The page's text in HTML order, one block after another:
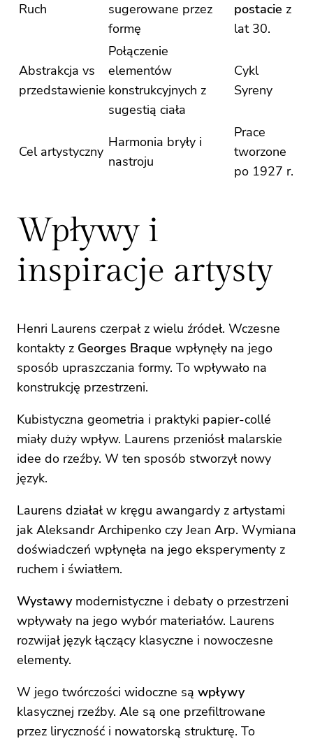
Ruch
sugerowane przez
formę
postacie z
lat 30.
Abstrakcja vs
przedstawienie
Połączenie
elementów
konstrukcyjnych z
sugestią ciała
Cykl
Syreny
Cel artystyczny
Harmonia bryły i
nastroju
Prace
tworzone
po 1927 r.
Wpływy i
inspiracje artysty
Henri Laurens czerpał z wielu źródeł. Wczesne
kontakty z Georges Braque wpłynęły na jego
sposób upraszczania formy. To wpływało na
konstrukcję przestrzeni.
Kubistyczna geometria i praktyki papier-collé
miały duży wpływ. Laurens przeniósł malarskie
idee do rzeźby. W ten sposób stworzył nowy
język.
Laurens działał w kręgu awangardy z artystami
jak Aleksandr Archipenko czy Jean Arp. Wymiana
doświadczeń wpłynęła na jego eksperymenty z
ruchem i światłem.
Wystawymodernistyczne i debaty o przestrzeni
wpływały na jego wybór materiałów. Laurens
rozwijał język łączący klasyczne i nowoczesne
elementy.
W jego twórczości widoczne są wpływy
klasycznej rzeźby. Ale są one przefiltrowane
przez liryczność i nowatorską strukturę. To